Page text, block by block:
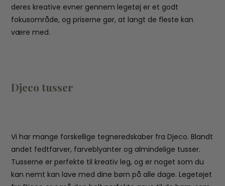
deres kreative evner gennem legetøj er et godt
fokusområde, og priserne gør, at langt de fleste kan
være med.
Djeco tusser
Vi har mange forskellige tegneredskaber fra Djeco. Blandt
andet fedtfarver, farveblyanter og almindelige tusser.
Tusserne er perfekte til kreativ leg, og er noget som du
kan nemt kan lave med dine børn på alle dage. Legetøjet